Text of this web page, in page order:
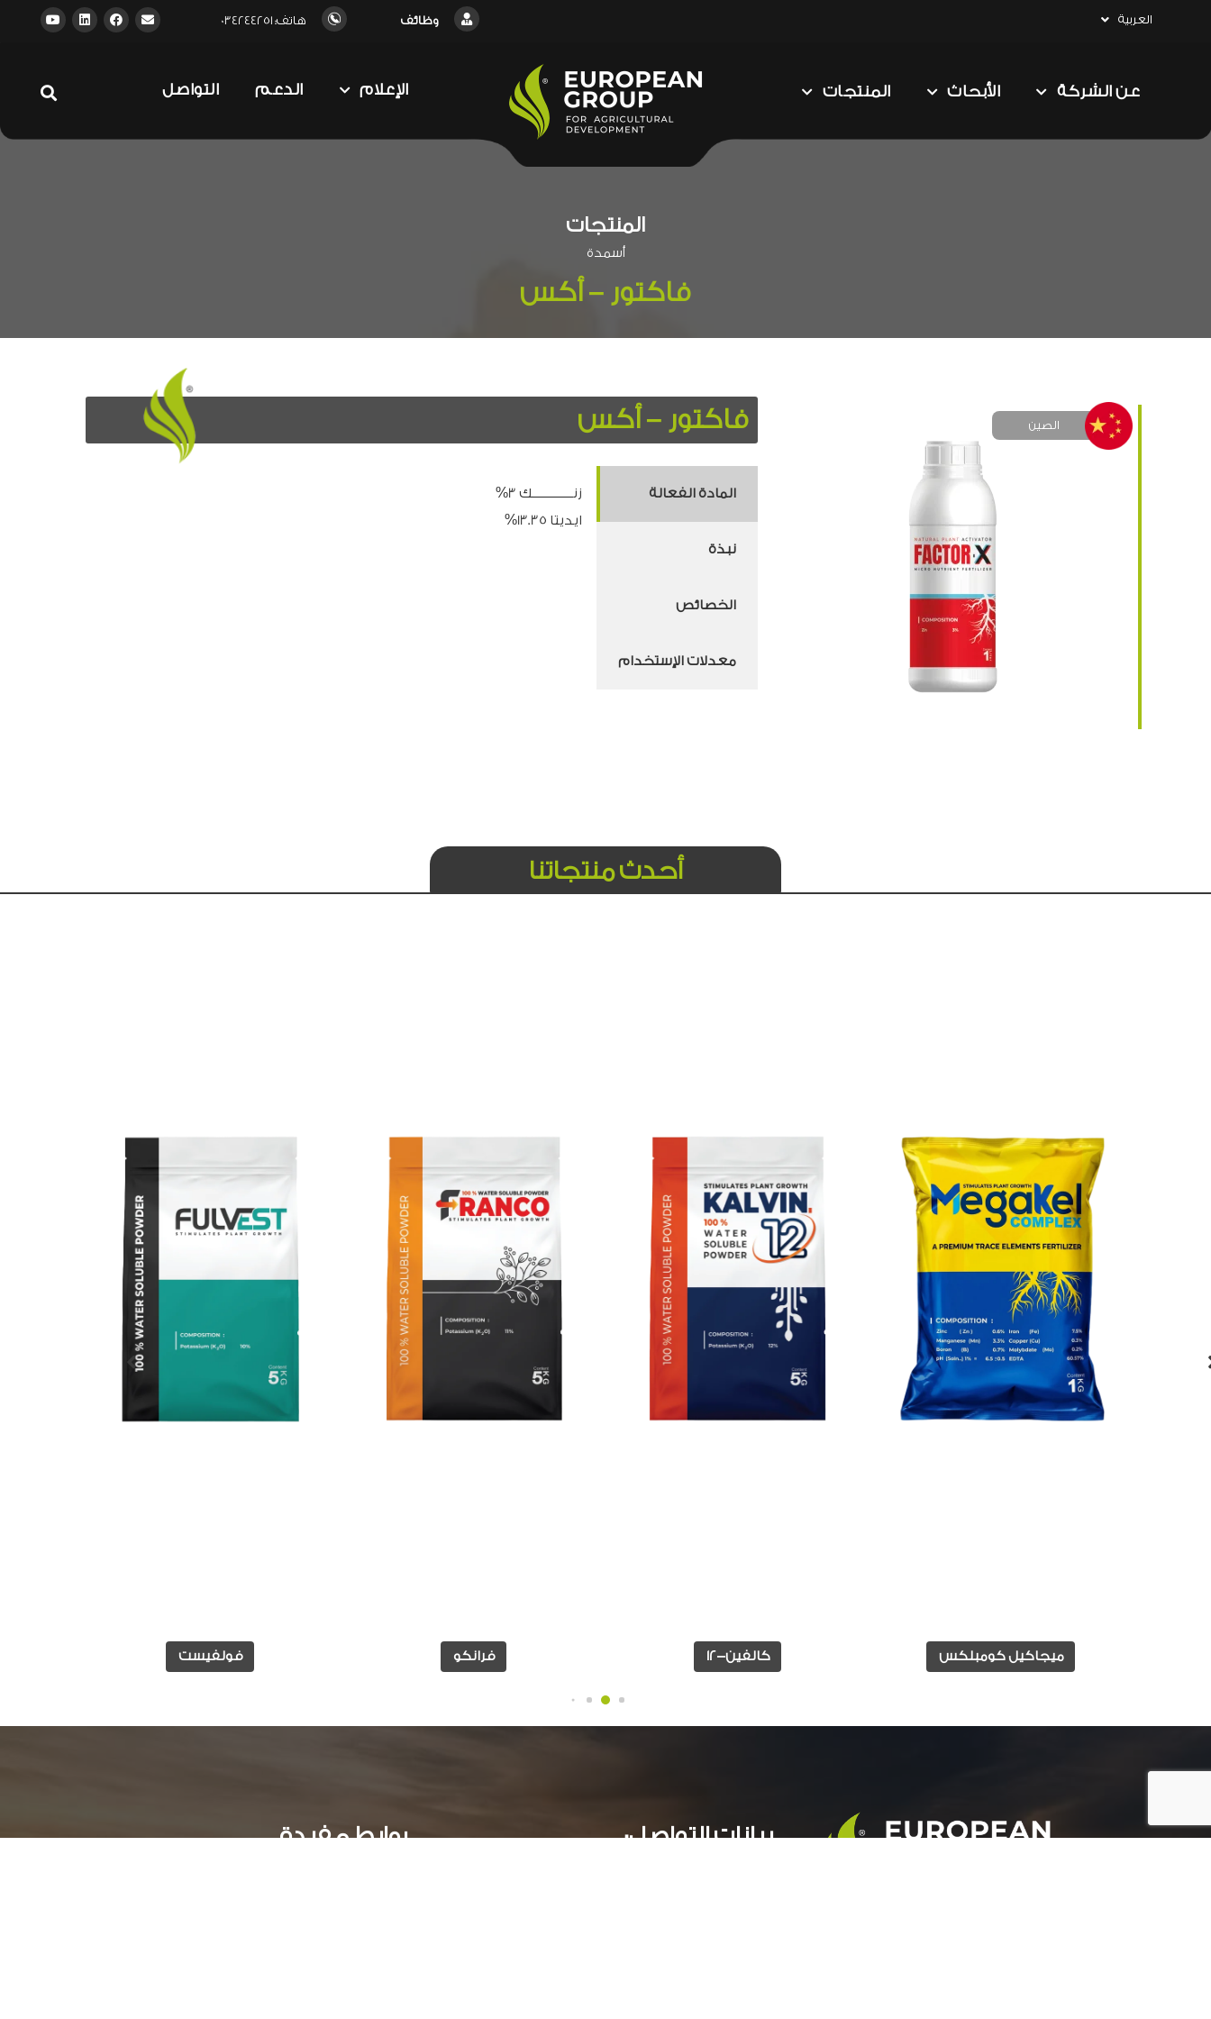
العربية وظائف هاتف: 034244251
عن الشركة الأبحاث المنتجات الإعلام الدعم التواصل
المنتجات
أسمدة
فاكتور – أكس
الصين فاكتور – أكس
المادة الفعالة
نبذة
الخصائص
معدلات الإستخدام
زنـــــــــــــــك 3%
ايديتا 13.35%
أحدث منتجاتنا
ميجاكيل كومبلكس كالفين-12 فرانكو فولفيست
بيانات التواصل: روابط مفيدة